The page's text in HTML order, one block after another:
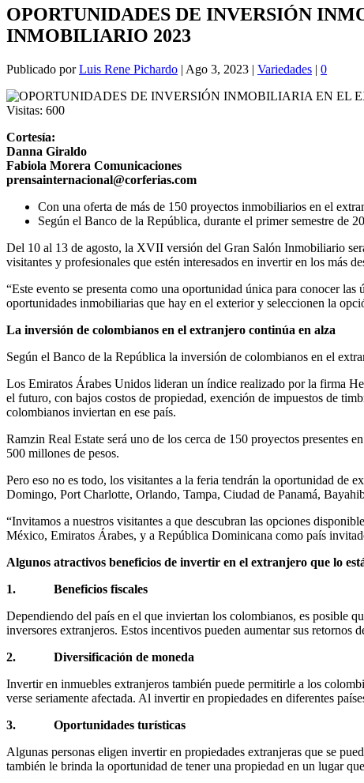
OPORTUNIDADES DE INVERSIÓN
INMOBILIARIO 2023
Publicado porLuis Rene Pichardo | Ago 3, 2023 | Variedades | 0
Visitas: 600
Cortesía:
Danna Giraldo
Fabiola Morera Comunicaciones
prensainternacional@corferias.com
Con una oferta de más de 150 proyectos inmobiliarios en el
Según el Banco de la República, durante el primer semestre de
Del 10 al 13 de agosto, la XVII versión del Gran Salón Inmobiliario
visitantes y profesionales que estén interesados en invertir en los más
“Este evento se presenta como una oportunidad única para conocer
oportunidades inmobiliarias que hay en el exterior y seleccionen la
La inversión de colombianos en el extranjero continúa en alza
Según el Banco de la República la inversión de colombianos en el
Los Emiratos Árabes Unidos lideran un índice realizado por la firma
el futuro, con bajos costos de propiedad, exención de impuestos de
colombianos inviertan en ese país.
Ramzin Real Estate será uno de los cerca de 150 proyectos presentes
500 millones de pesos.
Pero eso no es todo, los visitantes a la feria tendrán la oportunidad de
Domingo, Port Charlotte, Orlando, Tampa, Ciudad de Panamá,
“Invitamos a nuestros visitantes a que descubran las opciones
México, Emiratos Árabes, y a República Dominicana como país
Algunos atractivos beneficios de invertir en el extranjero que lo
1. Beneficios fiscales
Dependiendo del país en el que inviertan los colombianos, es posible
inversores extranjeros. Estos incentivos pueden aumentar sus retornos
2. Diversificación de moneda
Invertir en inmuebles extranjeros también puede permitirle a los
verse seriamente afectada. Al invertir en propiedades en diferentes
3. Oportunidades turísticas
Algunas personas eligen invertir en propiedades extranjeras que se
también le brinda la oportunidad de tener una propiedad en un lugar